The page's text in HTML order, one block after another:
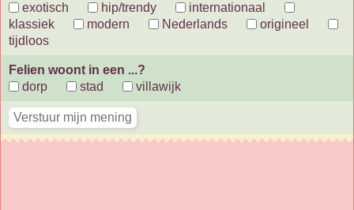
exotisch
hip/trendy
internationaal
klassiek
modern Nederlands
origineel
tijdloos
Felien woont in een ...?
dorp
stad villawijk